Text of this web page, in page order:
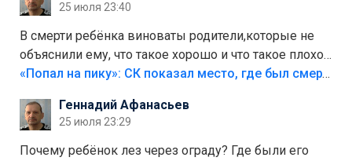
25 июля 23:40
В смерти ребёнка виноваты родители,которые не
объяснили ему, что такое хорошо и что такое плохо!
Лезть через такой забор,верх безумия,есть же
свою судьбу.
«Попал на пику»: СК показал место, где был смертельно травмирован ребенок в Тольятти
Геннадий Афанасьев
25 июля 23:29
Почему ребёнок лез через ограду? Где были его